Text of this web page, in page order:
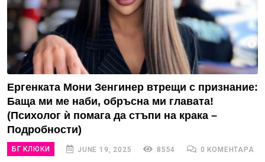
Ергенката Мони Зенгинер втрещи с признание:
Баща ми ме наби, обръсна ми главата!
(Психолог ѝ помага да стъпи на крака –
Подробности)
БГ КЛЮКИ JUNE 19, 2025 8554 0 КОМЕНТАРА